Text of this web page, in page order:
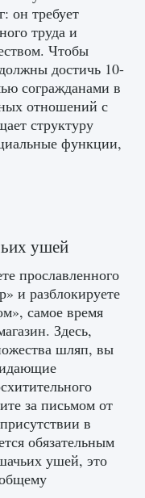
0 0
EA
0 2
он требует
труда и
Чтобы
достичь 10-
согражданами в
отношений с
структуру
функции,
ушей
прославленного
и разблокируете
самое время
Здесь,
шляп, вы
за письмом от
в
обязательным
ушей, это